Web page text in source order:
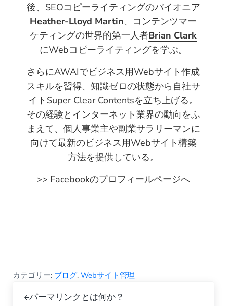
後、SEOコピーライティングのパイオニア
Heather-Lloyd Martin、コンテンツマー
ケティングの世界的第一人者Brian Clark
にWebコピーライティングを学ぶ。
さらにAWAIでビジネス用Webサイト作成
スキルを習得、知識ゼロの状態から自社サ
イトSuper Clear Contentsを立ち上げる。
その経験とインターネット業界の動向をふ
まえて、個人事業主や副業サラリーマンに
向けて最新のビジネス用Webサイト構築
方法を提供している。
>> Facebookのプロフィールページへ
カテゴリー: ブログ, Webサイト管理
パーマリンクとは何か？